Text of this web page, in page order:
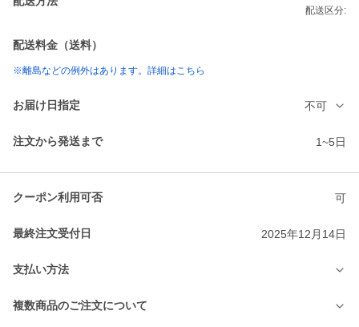
配送区分:
配送料金（送料）
※離島などの例外はあります。詳細はこちら
お届け日指定 不可
注文から発送まで 1~5日
クーポン利用可否 可
最終注文受付日 2025年12月14日
支払い方法
複数商品のご注文について